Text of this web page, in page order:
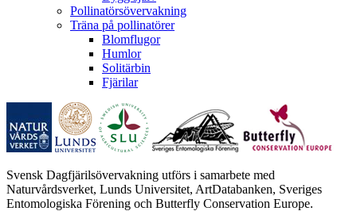
Pollinatörsövervakning
Träna på pollinatörer
Blomflugor
Humlor
Solitärbin
Fjärilar
Svensk Dagfjärilsövervakning utförs i samarbete med
Naturvårdsverket, Lunds Universitet, ArtDatabanken, Sveriges
Entomologiska Förening och Butterfly Conservation Europe.